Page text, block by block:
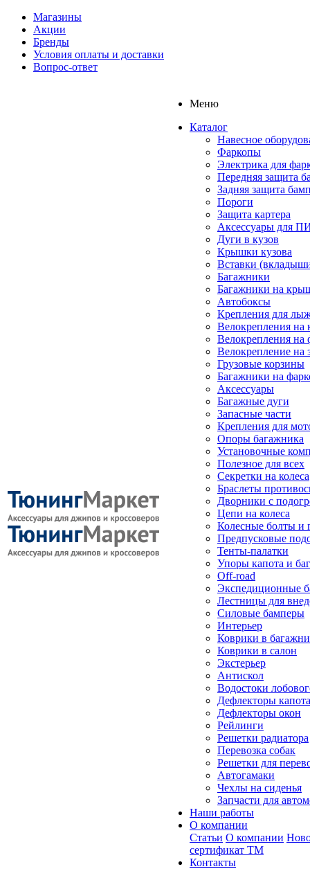
Магазины
Акции
Бренды
Условия оплаты и доставки
Вопрос-ответ
Меню
Каталог
Навесное
Фаркопы
Электрика для
Передняя защита
Задняя защита
Пороги
Защита картера
Аксессуары для
Дуги в кузов
Крышки кузова
Вставки
Багажники
Багажники на
Автобоксы
Крепления для
Велокрепления
Велокрепления на
Велокрепление на
Грузовые корзины
Багажники на
Аксессуары
Багажные дуги
Запасные части
Крепления для
Опоры багажника
Установочные
Полезное для всех
Секретки на колеса
Браслеты
Дворники с
Цепи на колеса
Колесные болты и
Предпусковые
Тенты-палатки
Упоры капота и
Off-road
Экспедиционные
Лестницы для
Силовые бамперы
Интерьер
Коврики в
Коврики в салон
Экстерьер
Антискол
Водостоки
Дефлекторы капота
Дефлекторы окон
Рейлинги
Решетки радиатора
Перевозка собак
Решетки для
Автогамаки
Чехлы на сиденья
Запчасти для
Наши работы
О компании
Статьи О компании
сертификат ТМ
Контакты